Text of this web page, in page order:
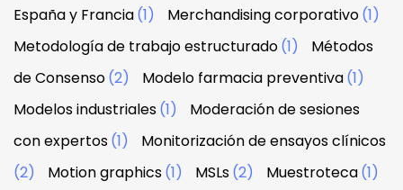
España y Francia(1) Merchandising corporativo(1)
Metodología de trabajo estructurado(1)
Métodos
de Consenso(2) Modelo farmacia preventiva(1)
Modelos industriales(1)
Moderación de sesiones
con expertos(1)
Monitorización de ensayos clínicos
(2)
Motion graphics(1) MSLs(2) Muestroteca(1)